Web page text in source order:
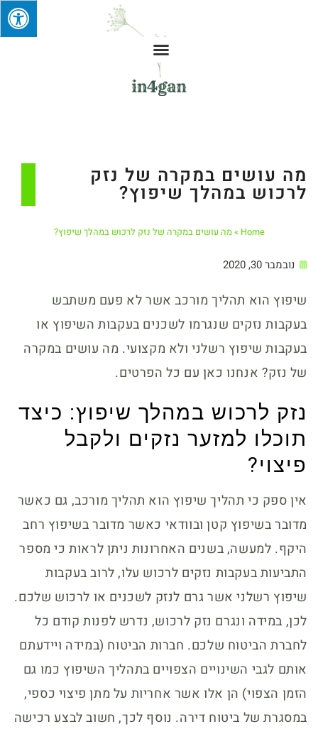
מה עושים במקרה של נזק
לרכוש במהלך שיפוץ?
Home
»מה עושים במקרה של נזק לרכוש במהלך שיפוץ?
נובמבר 30, 2020
שיפוץ הוא תהליך מורכב אשר לא פעם משתבש
בעקבות נזקים שנגרמו לשכנים בעקבות השיפוץ או
בעקבות שיפוץ רשלני ולא מקצועי. מה עושים במקרה
של נזק? אנחנו כאן עם כל הפרטים.
נזק לרכוש במהלך שיפוץ: כיצד
תוכלו למזער נזקים ולקבל
פיצוי?
אין ספק כי תהליך שיפוץ הוא תהליך מורכב, גם כאשר
מדובר בשיפוץ קטן ובוודאי כאשר מדובר בשיפוץ רחב
היקף. למעשה, בשנים האחרונות ניתן לראות כי מספר
התביעות בעקבות נזקים לרכוש עלו, לרוב בעקבות
שיפוץ רשלני אשר גרם לנזק לשכנים או לרכוש שלכם.
לכן, במידה ונגרם נזק לרכוש, נדרש לפנות קודם כל
לחברת הביטוח שלכם. חברות הביטוח (במידה ויידעתם
אותם לגבי השינויים הצפויים בתהליך השיפוץ כמו גם
הזמן הצפוי) הן אלו אשר אחריות על מתן פיצוי כספי,
במסגרת של ביטוח דירה. נוסף לכך, חשוב לבצע רכישה